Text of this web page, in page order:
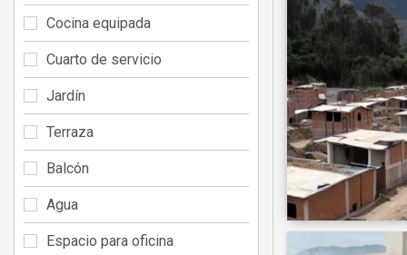
Cocina equipada
Cuarto de servicio
Jardín
Terraza
Balcón
Agua
Espacio para oficina